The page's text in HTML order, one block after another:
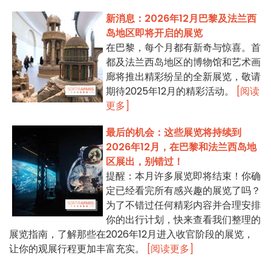
新消息：2026年12月巴黎及法兰西
岛地区即将开启的展览
在巴黎，每个月都有新奇与惊喜。首
都及法兰西岛地区的博物馆和艺术画
廊将推出精彩纷呈的全新展览，敬请
期待2025年12月的精彩活动。
[阅读
更多]
最后的机会：这些展览将持续到
2026年12月，在巴黎和法兰西岛地
区展出，别错过！
提醒：本月许多展览即将结束！你确
定已经看完所有感兴趣的展览了吗？
为了不错过任何精彩内容并合理安排
你的出行计划，快来查看我们整理的
展览指南，了解那些在2026年12月进入收官阶段的展览，
让你的观展行程更加丰富充实。
[阅读更多]